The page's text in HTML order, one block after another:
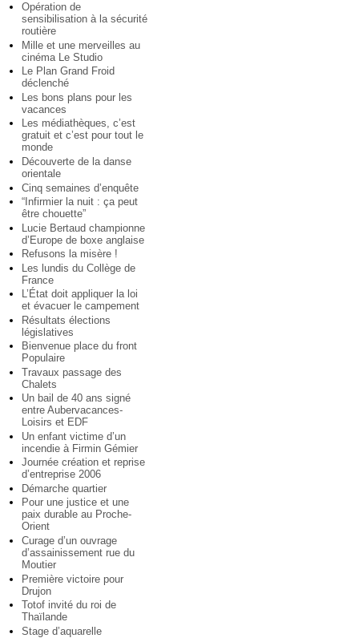
Opération de
sensibilisation à la sécurité
routière
Mille et une merveilles au
cinéma Le Studio
Le Plan Grand Froid
déclenché
Les bons plans pour les
vacances
Les médiathèques, c’est
gratuit et c’est pour tout le
monde
Découverte de la danse
orientale
Cinq semaines d’enquête
“Infirmier la nuit : ça peut
être chouette”
Lucie Bertaud championne
d’Europe de boxe anglaise
Refusons la misère !
Les lundis du Collège de
France
L’État doit appliquer la loi
et évacuer le campement
Résultats élections
législatives
Bienvenue place du front
Populaire
Travaux passage des
Chalets
Un bail de 40 ans signé
entre Aubervacances-
Loisirs et EDF
Un enfant victime d’un
incendie à Firmin Gémier
Journée création et reprise
d’entreprise 2006
Démarche quartier
Pour une justice et une
paix durable au Proche-
Orient
Curage d’un ouvrage
d’assainissement rue du
Moutier
Première victoire pour
Drujon
Totof invité du roi de
Thaïlande
Stage d’aquarelle